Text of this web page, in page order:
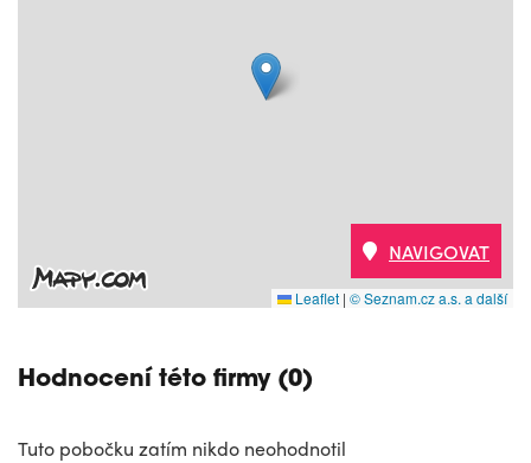
Leaflet | © Seznam.cz a.s. a další
NAVIGOVAT
Hodnocení této firmy (0)
Tuto pobočku zatím nikdo neohodnotil